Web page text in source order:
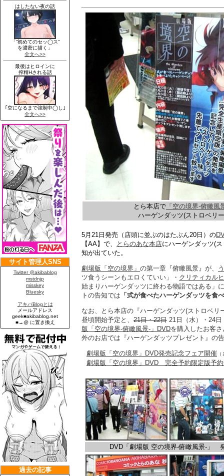
とら本店で 「空の境界-俯瞰風
ハーゲンダッツ(ストロベリ
5月21日発売（店頭に並ぶのはたぶん20日）の
【AA】で、
とらのあな本店にハーゲンダッツ(
知が出ていた。
劇場版「空の境界」 の第一章『俯瞰風景』が、
ツ食うシーンもエロくていい」・ クリティカル
始まりハーゲンダッツに終わる物語ではある」
トの告知では 「式が食べたハーゲンダッツを食
なお、とら本店の『ハーゲンダッツ(ストロベリ
昼頃開始予定と、 21日・22日 21日（水）・24
版「空の境界-俯瞰風景-」DVDを購入したお客
外のお店では『ハーゲンダッツプレゼント』の
劇場版「空の境界」DVD発売記念フェア開催
劇場版「空の境界」DVD 完全予約限定版予
DVD「劇場版 空の境界-俯瞰風景-」